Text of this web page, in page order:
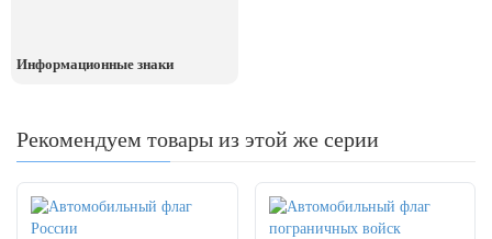
8 июля, День Семьи Любви и
День рыбака (второе воскресенье
июля)
День ВМФ (последнее воскресенье
июля)
Информационные знаки
Рекомендуем товары из этой же серии